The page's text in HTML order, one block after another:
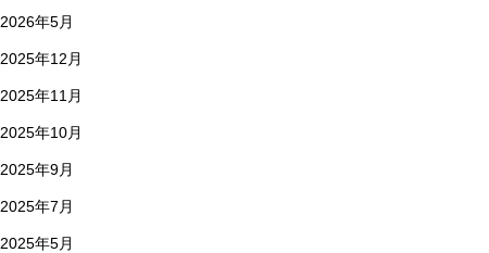
2026年5月
2025年12月
2025年11月
2025年10月
2025年9月
2025年7月
2025年5月